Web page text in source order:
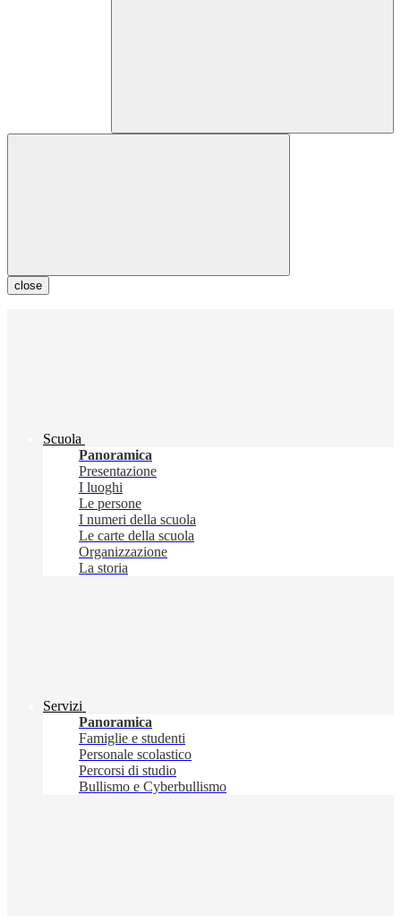
close
Scuola
Panoramica
Presentazione
I luoghi
Le persone
I numeri della scuola
Le carte della scuola
Organizzazione
La storia
Servizi
Panoramica
Famiglie e studenti
Personale scolastico
Percorsi di studio
Bullismo e Cyberbullismo